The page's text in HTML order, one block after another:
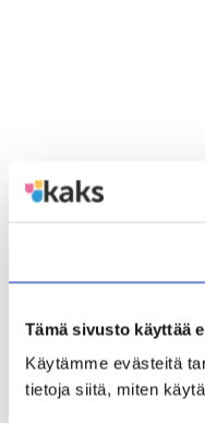
Tämä sivusto käyttää
Käytämme evästeitä
tietoja siitä, miten